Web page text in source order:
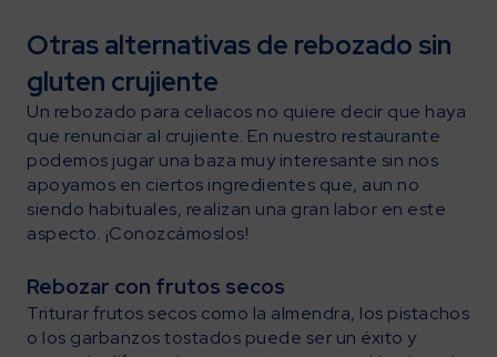
Otras alternativas de rebozado sin
gluten crujiente
Un rebozado para celiacos no quiere decir que haya
que renunciar al crujiente. En nuestro restaurante
podemos jugar una baza muy interesante sin nos
apoyamos en ciertos ingredientes que, aun no
siendo habituales, realizan una gran labor en este
aspecto. ¡Conozcámoslos!
Rebozar con frutos secos
Triturar frutos secos como la almendra, los pistachos
o los garbanzos tostados puede ser un éxito y